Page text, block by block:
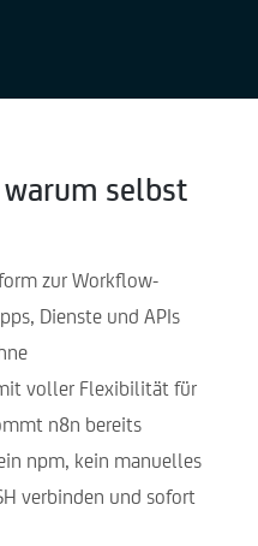
selbst
zur Workflow-
Dienste und APIs
voller Flexibilität für
n8n bereits
npm, kein manuelles
verbinden und sofort